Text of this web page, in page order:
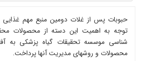
حبوبات پس از غلات دومین منبع مهم
توجه به اهمیت این دسته از محصولات
شناسی موسسه تحقیقات گیاه پزشکی به
محصولات و روشهای مدیریت آنها پرداخت.